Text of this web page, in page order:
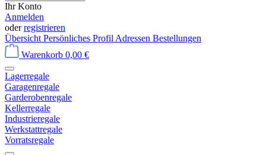
Ihr Konto
Anmelden
oderregistrieren
Übersicht Persönliches Profil Adressen Bestellungen
Warenkorb 0,00 €
Lagerregale
Garagenregale
Garderobenregale
Kellerregale
Industrieregale
Werkstattregale
Vorratsregale